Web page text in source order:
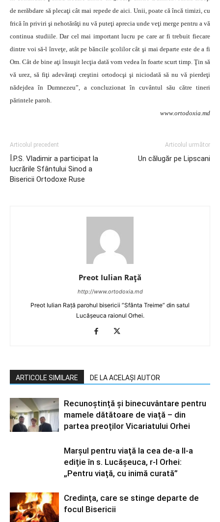
de nerăbdare să plecaţi cât mai repede de aici. Unii, poate că încă timizi, cu
frică în priviri şi nehotărâţi nu vă puteţi aprecia unde veţi merge pentru a vă
continua studiile. Dar cel mai important lucru pe care ar fi trebuit fiecare
dintre voi să-l înveţe, atât pe băncile şcolilor cât şi mai departe este de a fi
Om. Cât de bine aţi însuşit lecţia dată vom vedea în foarte scurt timp. Ţin să
vă urez, să fiţi adevăraţi creştini ortodocşi şi niciodată să nu vă pierdeţi
nădejdea în Dumnezeu”, a concluzionat în cuvântul său către tineri
părintele paroh.
www.ortodoxia.md
Articolul precedent
Î.P.S. Vladimir a participat la
lucrările Sfântului Sinod a
Bisericii Ortodoxe Ruse
Articolul următor
Un călugăr pe Lipscani
Preot Iulian Raţă
http://www.ortodoxia.md
Preot Iulian Rață parohul bisericii ”Sfânta Treime” din satul
Lucășeuca raionul Orhei.
ARTICOLE SIMILARE DE LA ACELAȘI AUTOR
Recunoștință și binecuvântare pentru
mamele dătătoare de viață – din
partea preoților Vicariatului Orhei
Marșul pentru viață la cea de-a II-a
ediție în s. Lucășeuca, r-l Orhei:
„Pentru viață, cu inimă curată”
Credința, care se stinge departe de
focul Bisericii